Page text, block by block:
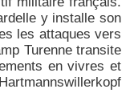
y installe son
les attaques vers
Turenne transite
en vivres et